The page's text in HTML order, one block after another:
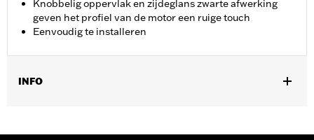
Knobbelig oppervlak en zijdeglans zwarte afwerking
geven het profiel van de motor een ruige touch
Eenvoudig te installeren
INFO